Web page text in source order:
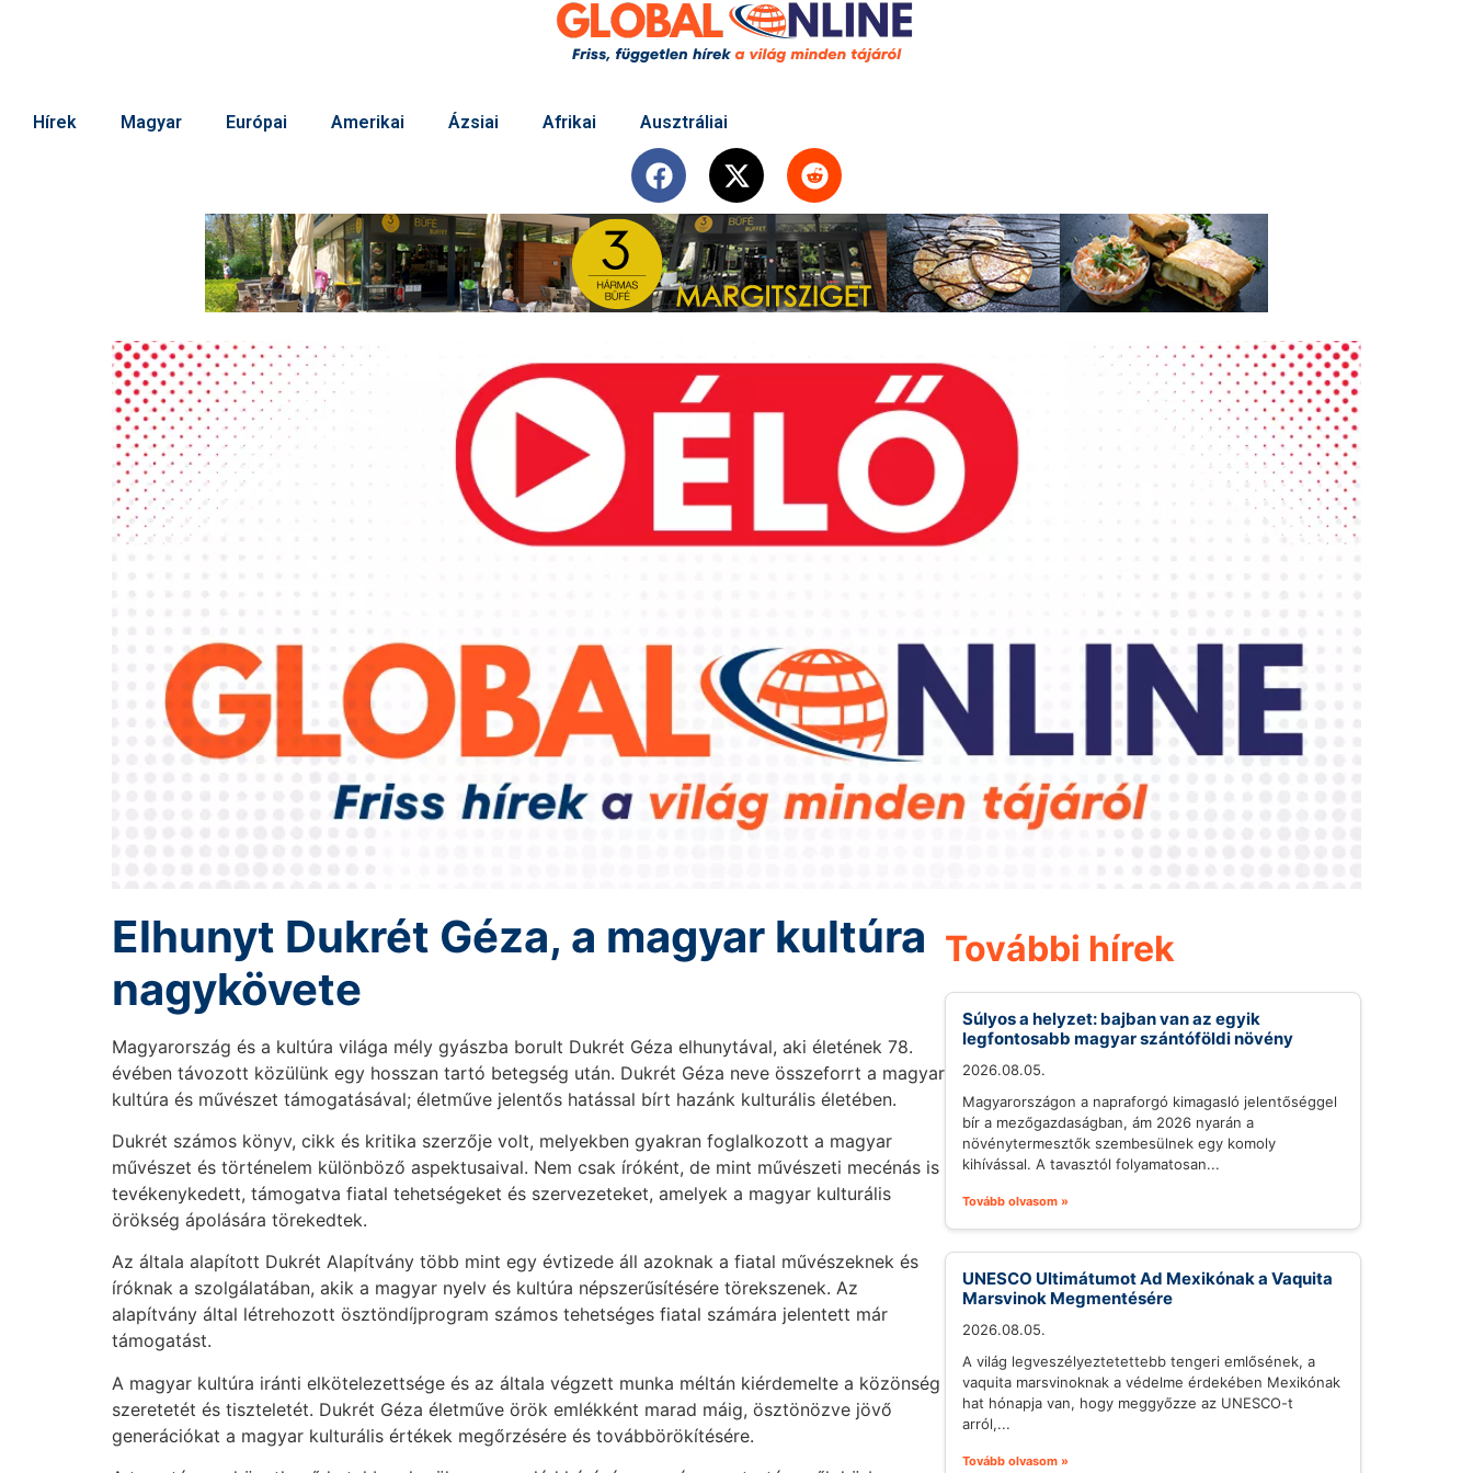
Hírek Magyar Európai Amerikai Ázsiai Afrikai Ausztráliai
Elhunyt Dukrét Géza, a magyar kultúra
nagykövete
Magyarország és a kultúra világa mély gyászba borult Dukrét Géza elhunytával, aki életének 78.
évében távozott közülünk egy hosszan tartó betegség után. Dukrét Géza neve összeforrt a magyar
kultúra és művészet támogatásával; életműve jelentős hatással bírt hazánk kulturális életében.
Dukrét számos könyv, cikk és kritika szerzője volt, melyekben gyakran foglalkozott a magyar
művészet és történelem különböző aspektusaival. Nem csak íróként, de mint művészeti mecénás is
tevékenykedett, támogatva fiatal tehetségeket és szervezeteket, amelyek a magyar kulturális
örökség ápolására törekedtek.
Az általa alapított Dukrét Alapítvány több mint egy évtizede áll azoknak a fiatal művészeknek és
íróknak a szolgálatában, akik a magyar nyelv és kultúra népszerűsítésére törekszenek. Az
alapítvány által létrehozott ösztöndíjprogram számos tehetséges fiatal számára jelentett már
támogatást.
A magyar kultúra iránti elkötelezettsége és az általa végzett munka méltán kiérdemelte a közönség
szeretetét és tiszteletét. Dukrét Géza életműve örök emlékként marad máig, ösztönözve jövő
generációkat a magyar kulturális értékek megőrzésére és továbbörökítésére.
További hírek
Súlyos a helyzet: bajban van az egyik
legfontosabb magyar szántóföldi növény
2026.08.05.
Magyarországon a napraforgó kimagasló jelentőséggel
bír a mezőgazdaságban, ám 2026 nyarán a
növénytermesztők szembesülnek egy komoly
kihívással. A tavasztól folyamatosan...
Tovább olvasom »
UNESCO Ultimátumot Ad Mexikónak a Vaquita
Marsvinok Megmentésére
2026.08.05.
A világ legveszélyeztetettebb tengeri emlősének, a
vaquita marsvinoknak a védelme érdekében Mexikónak
hat hónapja van, hogy meggyőzze az UNESCO-t
arról,...
Tovább olvasom »